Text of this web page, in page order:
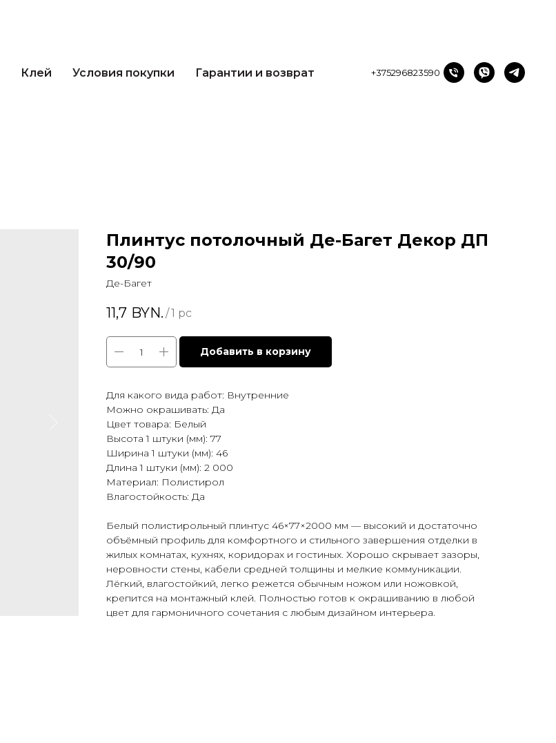
Клей Условия покупки Гарантии и возврат +375296823590
Плинтус потолочный Де-Багет Декор ДП
30/90
Де-Багет
11,7 BYN. /1 pc
Добавить в корзину
Для какого вида работ: Внутренние
Можно окрашивать: Да
Цвет товара: Белый
Высота 1 штуки (мм): 77
Ширина 1 штуки (мм): 46
Длина 1 штуки (мм): 2 000
Материал: Полистирол
Влагостойкость: Да
Белый полистирольный плинтус 46×77×2000 мм — высокий и достаточно
объёмный профиль для комфортного и стильного завершения отделки в
жилых комнатах, кухнях, коридорах и гостиных. Хорошо скрывает зазоры,
неровности стены, кабели средней толщины и мелкие коммуникации.
Лёгкий, влагостойкий, легко режется обычным ножом или ножовкой,
крепится на монтажный клей. Полностью готов к окрашиванию в любой
цвет для гармоничного сочетания с любым дизайном интерьера.